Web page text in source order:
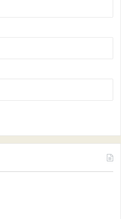
உயிர்க்கொண்டு காட்சிகளாய்
வரும் பரவசத்தை எந்தத்
ஓர் அனுபவமாக பார்வையாளனை
இப்புரிதலை அடித்தளமாக்கிக்